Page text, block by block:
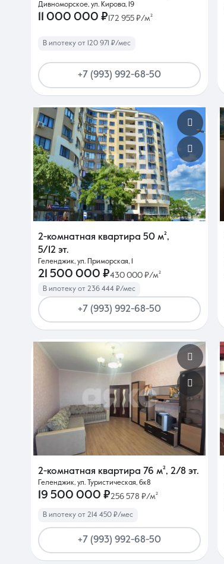
Дивноморское, ул. Кирова, 19
11 000 000 ₽172 955 ₽/м²
В ипотеку от 120 971 ₽/мес
+7 (993) 992-68-50
2-комнатная квартира 50 м²,
5/12 эт.
Геленджик, ул. Приморская, 1
21 500 000 ₽430 000 ₽/м²
В ипотеку от 236 444 ₽/мес
+7 (993) 992-68-50
2-комнатная квартира 76 м², 2/8 эт.
Геленджик, ул. Туристическая, 6к8
19 500 000 ₽256 578 ₽/м²
В ипотеку от 214 450 ₽/мес
+7 (993) 992-68-50